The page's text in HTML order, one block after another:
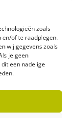
zoals
en/of te raadplegen.
wij gegevens zoals
je geen
een nadelige